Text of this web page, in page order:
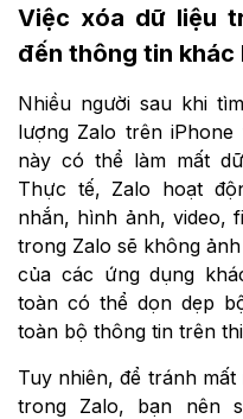
Việc xóa dữ liệu
đến thông tin khác
Nhiều người sau khi
lượng Zalo trên
này có thể làm mất
Thực tế, Zalo hoạt
nhắn, hình ảnh, video,
trong Zalo sẽ không
của các ứng dụng
toàn có thể dọn dẹp
toàn bộ thông tin trên
Tuy nhiên, để tránh
trong Zalo, bạn nên